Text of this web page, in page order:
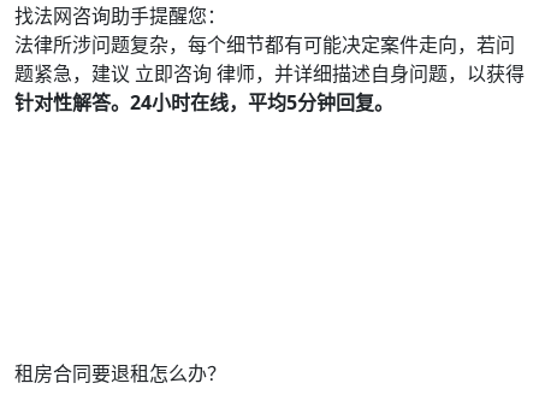
找法网咨询助手提醒您：
法律所涉问题复杂，每个细节都有可能决定案件走向，若问
题紧急，建议 立即咨询 律师，并详细描述自身问题，以获得
针对性解答。24小时在线，平均5分钟回复。
租房合同要退租怎么办？